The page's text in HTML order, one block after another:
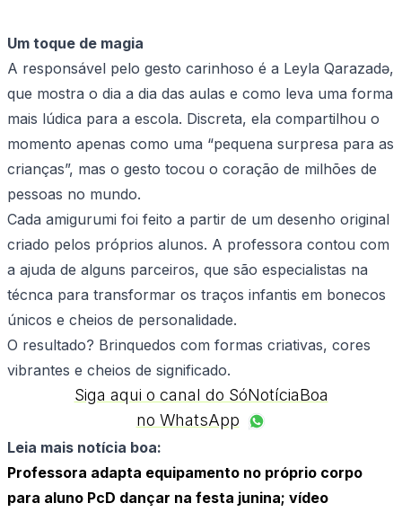
Um toque de magia
A responsável pelo gesto carinhoso é a Leyla Qarazadə,
que mostra o dia a dia das aulas e como leva uma forma
mais lúdica para a escola. Discreta, ela compartilhou o
momento apenas como uma “pequena surpresa para as
crianças”, mas o gesto tocou o coração de milhões de
pessoas no mundo.
Cada amigurumi foi feito a partir de um desenho original
criado pelos próprios alunos. A professora contou com
a ajuda de alguns parceiros, que são especialistas na
técnca para transformar os traços infantis em bonecos
únicos e cheios de personalidade.
O resultado? Brinquedos com formas criativas, cores
vibrantes e cheios de significado.
Siga aqui o canal do SóNotíciaBoa
no WhatsApp
Leia mais notícia boa:
Professora adapta equipamento no próprio corpo
para aluno PcD dançar na festa junina; vídeo